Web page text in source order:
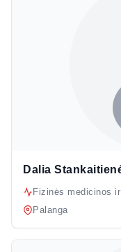
Dalia
Fizinės medicinos
Palanga